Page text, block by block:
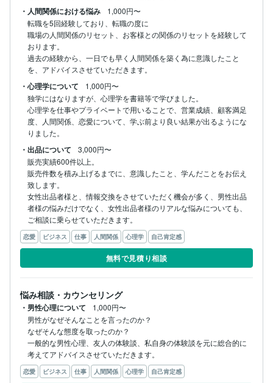
・人間関係における悩み
1,000円〜
転職を5回経験しており、転職の度に
職場の人間関係のリセット、お客様との関係のリセットを経験して
おります。
過去の経験から、一日でも早く人間関係を築く為に意識したこと
を、アドバイスさせていただきます。
・心理学について
1,000円〜
独学にはなりますが、心理学を書籍等で学びました。
心理学を仕事やプライベートで用いることで、営業成績、顧客満足
度、人間関係、恋愛について、学ぶ前より良い結果が出るようにな
りました。
・出品について
3,000円〜
販売実績600件以上。
販売件数を積み上げるまでに、意識したこと、学んだことをお伝え
致します。
女性出品者様と、情報交換をさせていただく機会が多く、男性出品
者様の悩みだけでなく、女性出品者様のリアルな悩みについても、
ご相談に乗らせていただきます。
恋愛 ビジネス 仕事 人間関係 心理学 自己肯定感
無料で見積り相談
悩み相談・カウンセリング
・男性心理について
1,000円〜
男性がなぜそんなことを言ったのか？
なぜそんな態度を取ったのか？
一般的な男性心理、友人の体験談、私自身の体験談を元に総合的に
考えてアドバイスさせていただきます。
恋愛 ビジネス 仕事 人間関係 心理学 自己肯定感